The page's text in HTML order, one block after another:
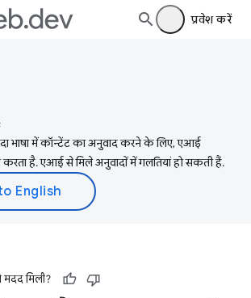
प्रवेश करें
भाषा में कॉन्टेंट का अनुवाद करने के लिए, एआई
है. एआई से मिले अनुवादों में गलतियां हो सकती हैं.
मिली?